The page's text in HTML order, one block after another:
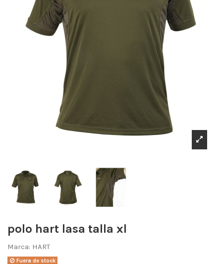
polo hart lasa talla xl
Marca: HART
Fuera de stock